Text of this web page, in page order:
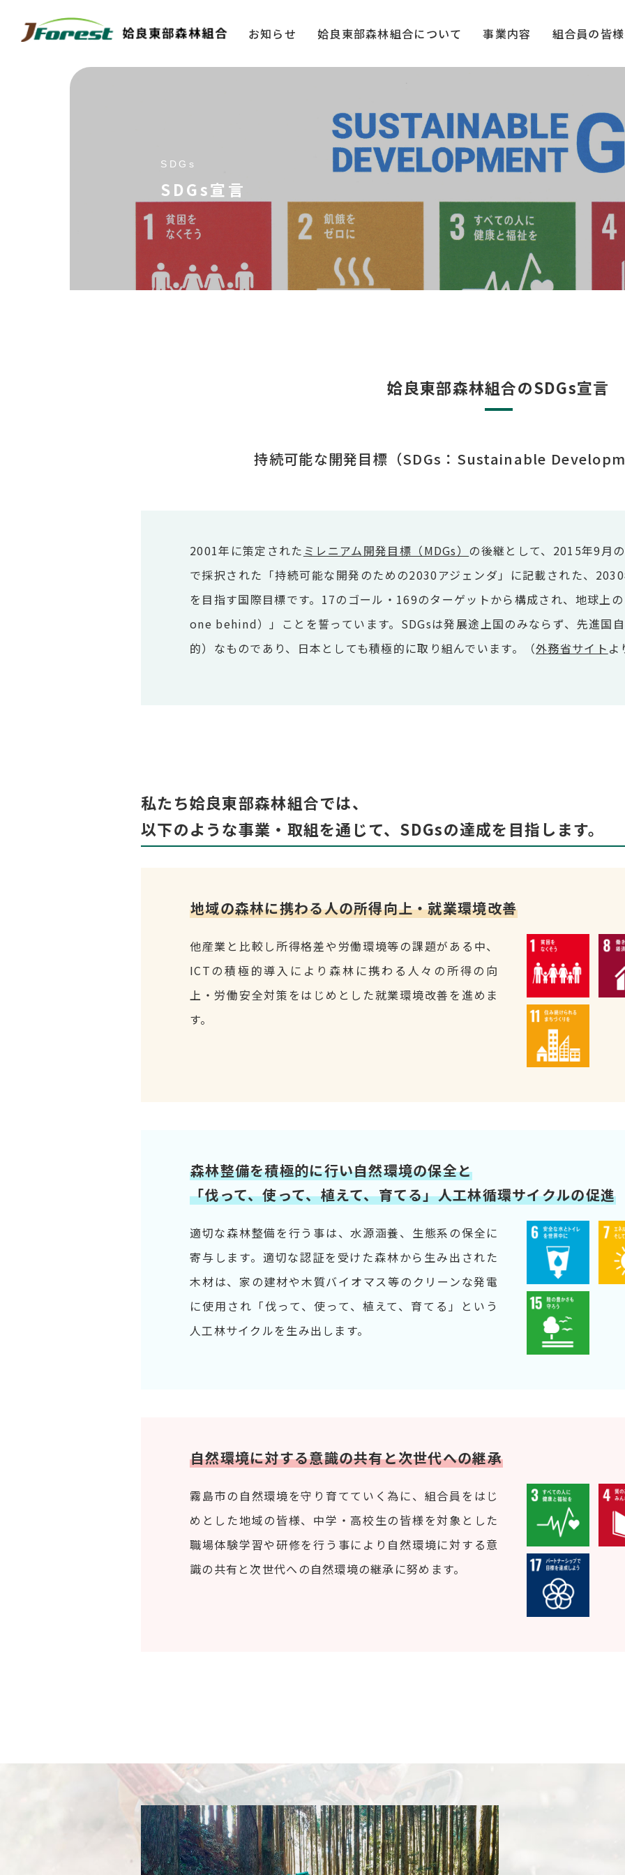
お知らせ 姶良東部森林組合について 事業内容 組合員の皆
SDGs
SDGs宣言
姶良東部森林組合のSDGs宣言
持続可能な開発目標（SDGs：Sustainable
2001年に策定された ミレニアム開発目標（MDGs） の後継として、2015年9月
で採択された「持続可能な開発のための2030アジェンダ」に記載された、
を目指す国際目標です。17のゴール・169のターゲットから構成され、地球上
one behind）」ことを誓っています。SDGsは発展途上国のみならず、先進国
的）なものであり、日本としても積極的に取り組んでいます。（外務省サイト よ
私たち姶良東部森林組合では、
以下のような事業・取組を通じて、SDGsの達成を目指します。
地域の森林に携わる⼈の所得向上・就業環境改善
他産業と比較し所得格差や労働環境等の課題がある中、
ICTの積極的導入により森林に携わる人々の所得の向
上・労働安全対策をはじめとした就業環境改善を進めま
す。
森林整備を積極的に行い自然環境の保全と
「伐って、使って、植えて、育てる」人工林循環サイクルの促進
適切な森林整備を行う事は、水源涵養、生態系の保全に
寄与します。適切な認証を受けた森林から生み出された
木材は、家の建材や木質バイオマス等のクリーンな発電
に使用され「伐って、使って、植えて、育てる」という
人工林サイクルを生み出します。
自然環境に対する意識の共有と次世代への継承
霧島市の自然環境を守り育てていく為に、組合員をはじ
めとした地域の皆様、中学・高校生の皆様を対象とした
職場体験学習や研修を行う事により自然環境に対する意
識の共有と次世代への自然環境の継承に努めます。